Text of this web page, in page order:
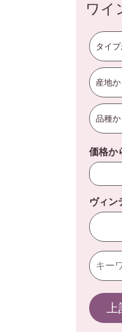
ワイ
タイ
産地
品種
価格か
ヴィン